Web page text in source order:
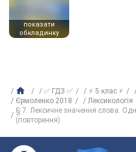
показати
обкладинку
✅ ГДЗ ✅ ⚡ 5 клас ⚡
Єрмоленко 2018
Лексикологія
§ 7. Лексичне значення слова.
(повторення)